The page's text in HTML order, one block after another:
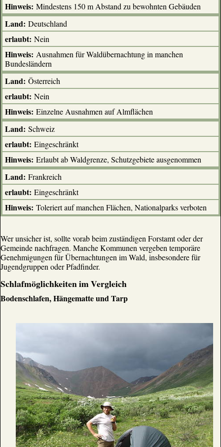
Mindestens 150 m Abstand zu bewohnten Gebäuden
Deutschland
Nein
Ausnahmen für Waldübernachtung in manchen
Bundesländern
Österreich
Nein
Einzelne Ausnahmen auf Almflächen
Schweiz
Eingeschränkt
Erlaubt ab Waldgrenze, Schutzgebiete ausgenommen
Frankreich
Eingeschränkt
Toleriert auf manchen Flächen, Nationalparks verboten
Wer unsicher ist, sollte vorab beim zuständigen Forstamt oder der
Gemeinde nachfragen. Manche Kommunen vergeben temporäre
Genehmigungen für Übernachtungen im Wald, insbesondere für
Jugendgruppen oder Pfadfinder.
Schlafmöglichkeiten im Vergleich
Bodenschlafen, Hängematte und Tarp